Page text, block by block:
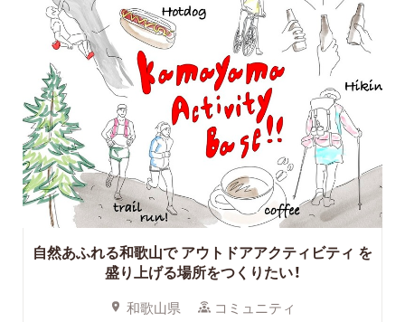
自然あふれる和歌山でアウトドアアクティビティ を
盛り上げる場所をつくりたい！
和歌山県 コミュニティ